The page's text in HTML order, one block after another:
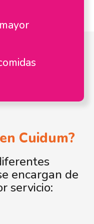
Cuidum?
encargan de
servicio: